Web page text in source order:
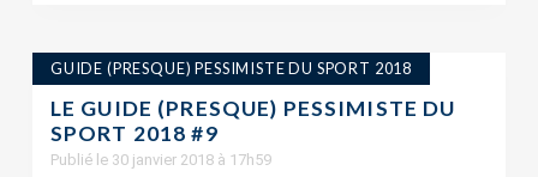
GUIDE (PRESQUE) PESSIMISTE DU SPORT 2018
LE GUIDE (PRESQUE) PESSIMISTE DU
SPORT 2018 #9
Publié le 30 janvier 2018 à 17h59